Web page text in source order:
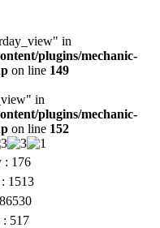
in
plugins/mechanic-
on line 149
in
plugins/mechanic-
on line 152
: 176
1513
: 517